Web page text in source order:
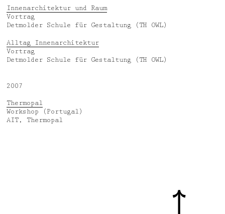
Innenarchitektur und Raum
Vortrag
Detmolder Schule für Gestaltung (TH OWL)
Alltag Innenarchitektur
Vortrag
Detmolder Schule für Gestaltung (TH OWL)
2007
Thermopal
Workshop (Portugal)
AIT, Thermopal